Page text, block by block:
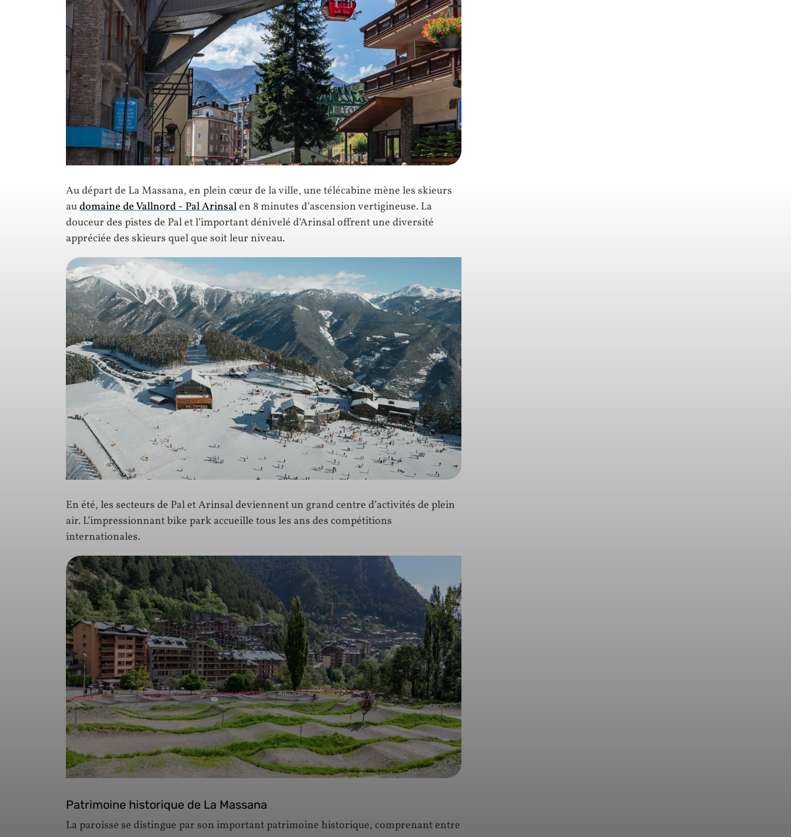
Au départ de La Massana, en plein cœur de la ville, une télécabine mène les skieurs
audomaine de Vallnord - Pal Arinsalen 8 minutes d’ascension vertigineuse. La
douceur des pistes de Pal et l’important dénivelé d’Arinsal offrent une diversité
appréciée des skieurs quel que soit leur niveau.
En été, les secteurs de Pal et Arinsal deviennent un grand centre d’activités de plein
air. L’impressionnant bike park accueille tous les ans des compétitions
internationales.
Patrimoine historique de La Massana
La paroisse se distingue par son important patrimoine historique, comprenant entre